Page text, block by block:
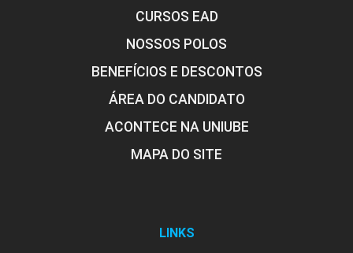
CURSOS EAD
NOSSOS POLOS
BENEFÍCIOS E DESCONTOS
ÁREA DO CANDIDATO
ACONTECE NA UNIUBE
MAPA DO SITE
LINKS